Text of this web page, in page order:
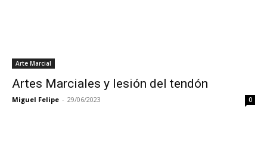
Arte Marcial
Artes Marciales y lesión del tendón
Miguel Felipe - 29/06/2023 0